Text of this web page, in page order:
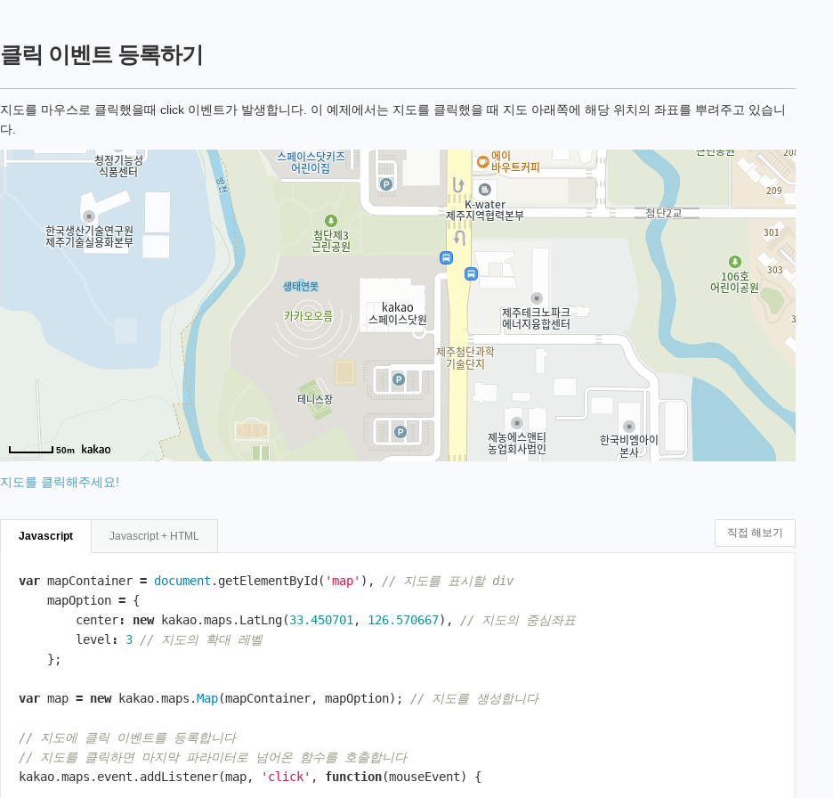
클릭 이벤트 등록하기
지도를 마우스로 클릭했을때 click 이벤트가 발생합니다. 이 예제에서는 지도를 클릭했을 때 지도 아래쪽에 해당 위치의 좌표를 뿌려주고 있습니
다.
50m
지도를 클릭해주세요!
직접 해보기
Javascript
var mapContainer = document . getElementById ( 'map' ),
// 지도를 표시할 div
mapOption = {
center: new kakao.maps . LatLng(33.450701 , 126.570667),
// 지도의 중심좌표
level : 3
// 지도의 확대 레벨
};
var map = new kakao.maps .Map(mapContainer, mapOption); // 지도를 생성합니다
// 지도에 클릭 이벤트를 등록합니다
// 지도를 클릭하면 마지막 파라미터로 넘어온 함수를 호출합니다
kakao.maps . event . addListener(map, 'click' , function(mouseEvent) {
Javascript + HTML